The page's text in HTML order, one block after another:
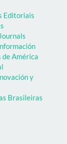
Editoriais
América
y
Brasileiras